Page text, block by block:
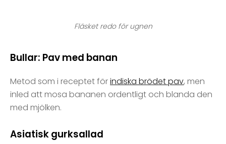
Fläsket redo för ugnen
Bullar: Pav med banan
Metod som i receptet förindiska brödet pav, men
inled att mosa bananen ordentligt och blanda den
med mjölken.
Asiatisk gurksallad